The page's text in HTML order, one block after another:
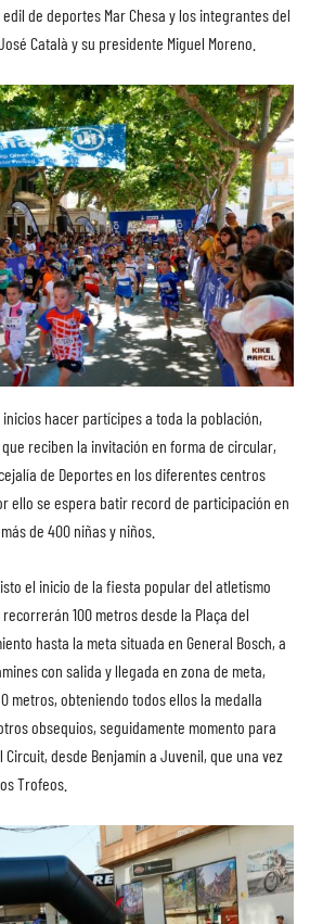
de deportes Mar Chesa y los integrantes del
Català y su presidente Miguel Moreno.
hacer partícipes a toda la población,
reciben la invitación en forma de circular,
de Deportes en los diferentes centros
ello se espera batir record de participación en
de 400 niñas y niños.
el inicio de la fiesta popular del atletismo
100 metros desde la Plaça del
hasta la meta situada en General Bosch, a
con salida y llegada en zona de meta,
metros, obteniendo todos ellos la medalla
obsequios, seguidamente momento para
desde Benjamín a Juvenil, que una vez
Trofeos.